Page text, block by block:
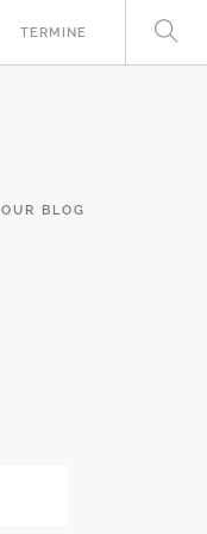
TERMINE
OUR BLOG